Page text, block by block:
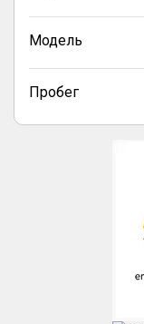
Модель
Пробег